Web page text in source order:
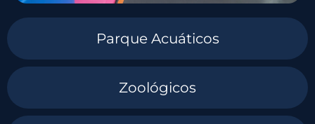
Parque Acuáticos
Zoológicos